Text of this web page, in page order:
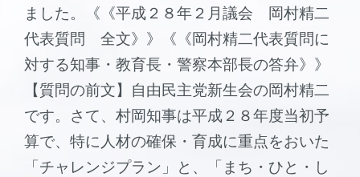
ました。《《平成２８年２月議会 岡村精二
代表質問 全文》》《《岡村精二代表質問に
対する知事・教育長・警察本部長の答弁》》
【質問の前文】自由民主党新生会の岡村精二
です。さて、村岡知事は平成２８年度当初予
算で、特に人材の確保・育成に重点をおいた
「チャレンジプラン」と、「まち・ひと・し